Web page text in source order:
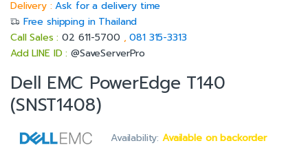
Delivery :Ask for a delivery time
Free shipping in Thailand
Call Sales :02 611-5700 ,081 315-3313
Add LINE ID :@SaveServerPro
Dell EMC PowerEdge T140
(SNST1408)
Availability:Available on backorder